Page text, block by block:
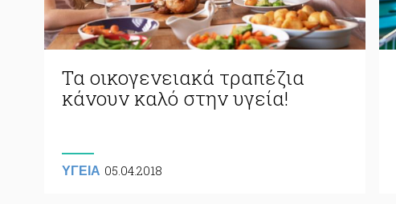
Τα οικογενειακά τραπέζια
κάνουν καλό στην υγεία!
ΥΓΕΙΑ 05.04.2018